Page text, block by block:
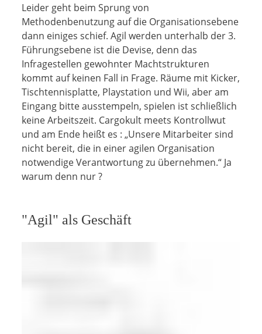
Leider geht beim Sprung von
Methodenbenutzung auf die Organisationsebene
dann einiges schief. Agil werden unterhalb der 3.
Führungsebene ist die Devise, denn das
Infragestellen gewohnter Machtstrukturen
kommt auf keinen Fall in Frage. Räume mit Kicker,
Tischtennisplatte, Playstation und Wii, aber am
Eingang bitte ausstempeln, spielen ist schließlich
keine Arbeitszeit. Cargokult meets Kontrollwut
und am Ende heißt es : „Unsere Mitarbeiter sind
nicht bereit, die in einer agilen Organisation
notwendige Verantwortung zu übernehmen.“ Ja
warum denn nur ?
"Agil" als Geschäft